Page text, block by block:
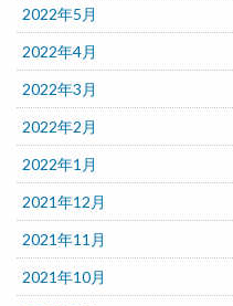
2022年5月
2022年4月
2022年3月
2022年2月
2022年1月
2021年12月
2021年11月
2021年10月